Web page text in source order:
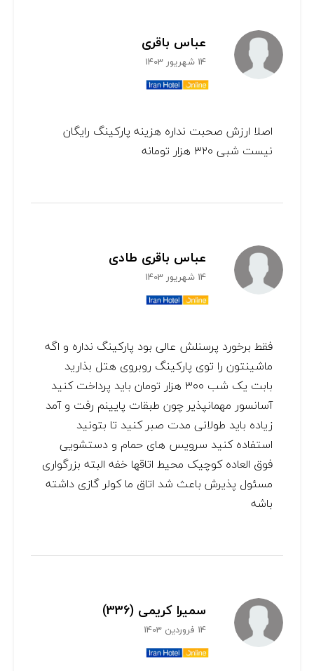
عباس باقری
14 شهریور 1403
اصلا ارزش صحبت نداره هزینه پارکینگ رایگان
نیست شبی ۳۲۰ هزار تومانه
عباس باقری طادی
14 شهریور 1403
فقط برخورد پرسنلش عالی بود پارکینگ نداره و اگه
ماشینتون را توی پارکینگ روبروی هتل بذارید
بابت یک شب ۳۰۰ هزار تومان باید پرداخت کنید
آسانسور مهمانپذیر چون طبقات پایینم رفت و آمد
زیاده باید طولانی مدت صبر کنید تا بتونید
استفاده کنید سرویس های حمام و دستشویی
فوق العاده کوچیک محیط اتاقها خفه البته بزرگواری
مسئول پذیرش باعث شد اتاق ما کولر گازی داشته
باشه
سمیرا کریمی (336)
14 فروردین 1403